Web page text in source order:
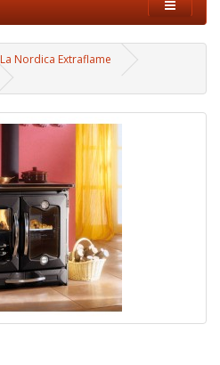
La Nordica Extraflame